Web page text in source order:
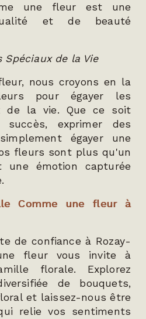
une fleur est une
et de beauté
de la Vie
nous croyons en la
pour égayer les
de la vie. Que ce soit
exprimer des
égayer une
fleurs sont plus qu'un
une émotion capturée
Comme une fleur à
de confiance à Rozay-
fleur vous invite à
florale. Explorez
de bouquets,
et laissez-nous être
relie vos sentiments